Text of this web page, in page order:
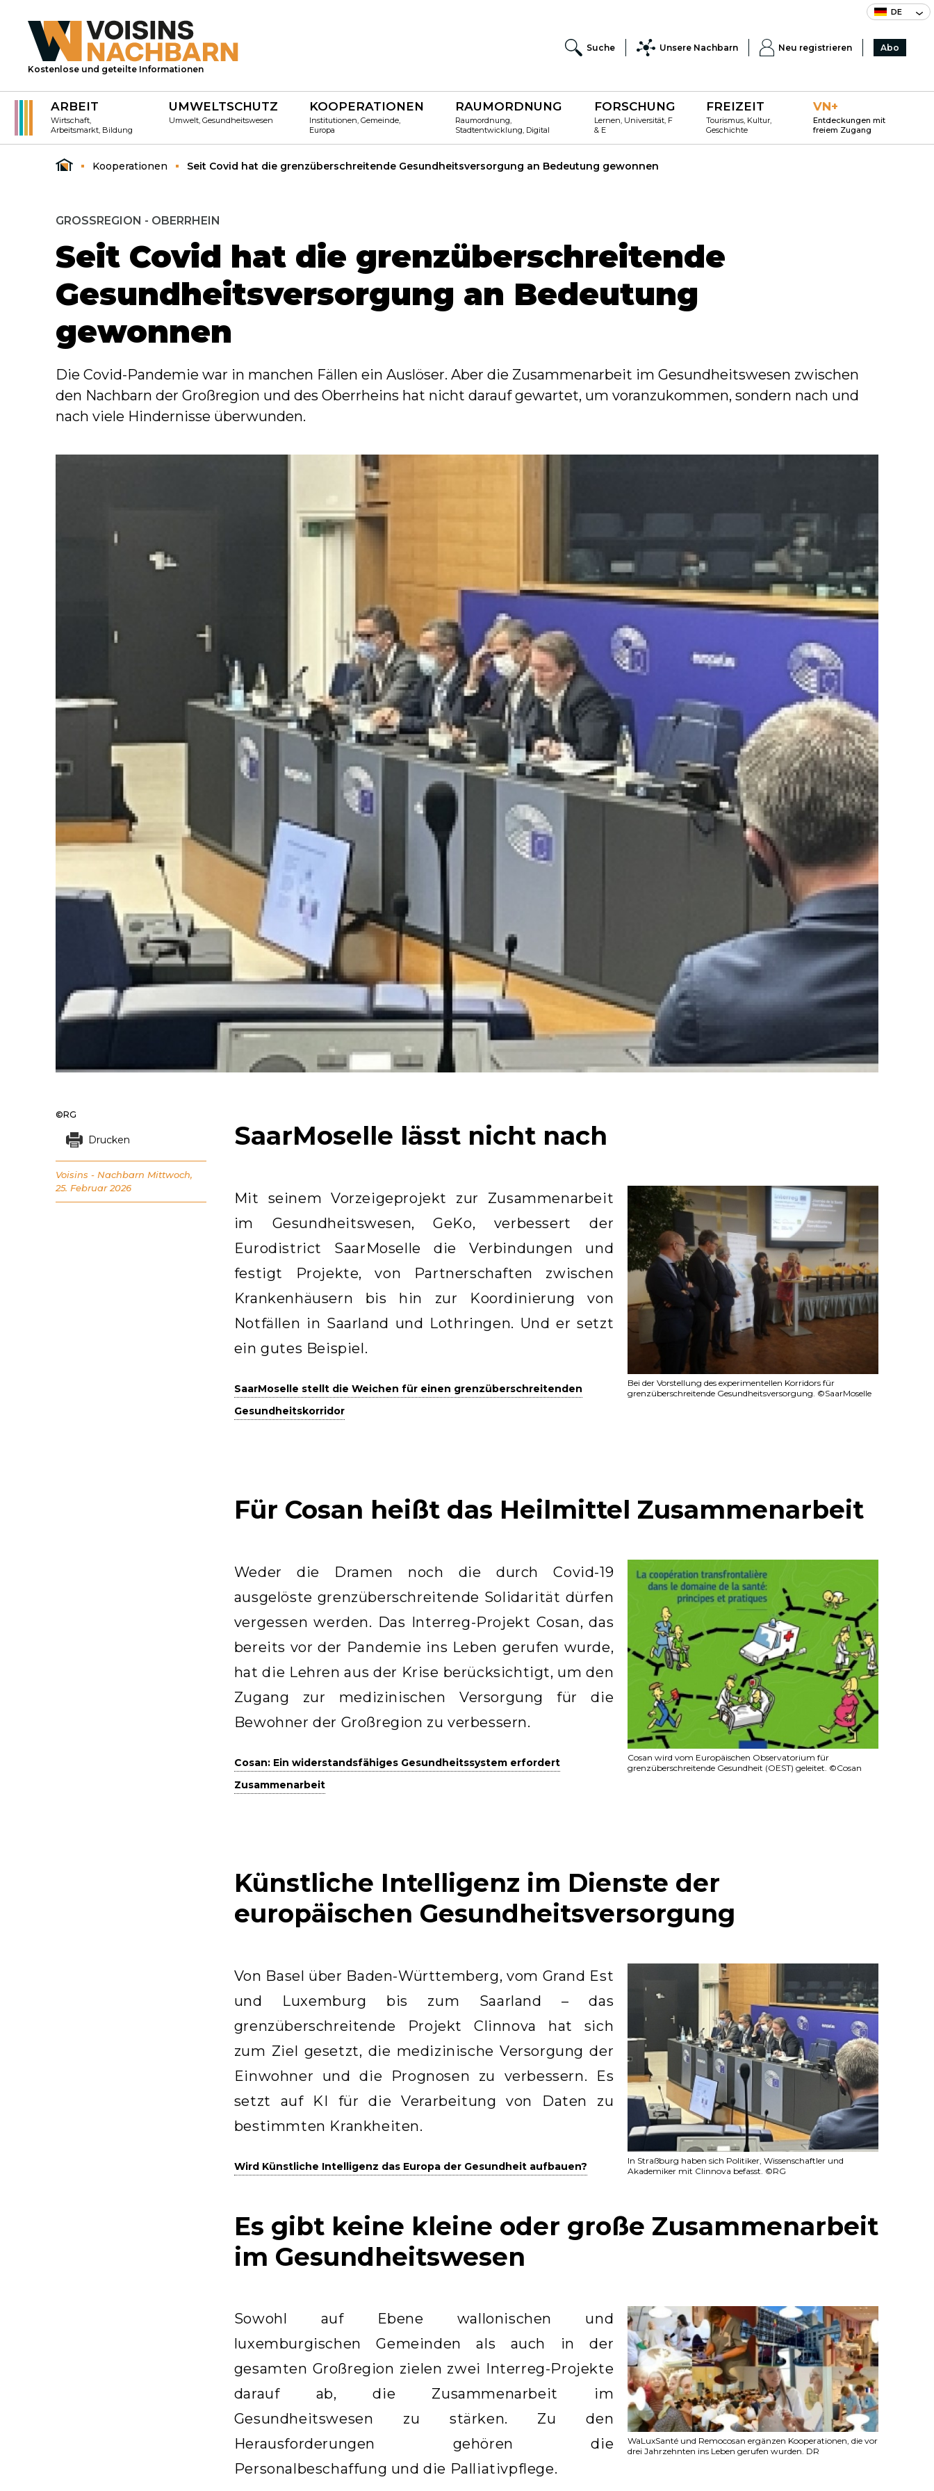
DE
Kostenlose und geteilte Informationen
Suche Unsere Nachbarn Neu registrieren Abo
ARBEIT
Wirtschaft,
Arbeitsmarkt, Bildung
UMWELTSCHUTZ
Umwelt, Gesundheitswesen
KOOPERATIONEN
Institutionen, Gemeinde,
Europa
RAUMORDNUNG
Raumordnung,
Stadtentwicklung, Digital
FORSCHUNG
Lernen, Universität, F
& E
FREIZEIT
Tourismus, Kultur,
Geschichte
VN+
Entdeckungen mit
freiem Zugang
Kooperationen Seit Covid hat die grenzüberschreitende Gesundheitsversorgung an Bedeutung gewonnen
GROSSREGION - OBERRHEIN
Seit Covid hat die grenzüberschreitende
Gesundheitsversorgung an Bedeutung
gewonnen
Die Covid-Pandemie war in manchen Fällen ein Auslöser. Aber die Zusammenarbeit im Gesundheitswesen zwischen
den Nachbarn der Großregion und des Oberrheins hat nicht darauf gewartet, um voranzukommen, sondern nach und
nach viele Hindernisse überwunden.
SaarMoselle lässt nicht nach
Mit seinem Vorzeigeprojekt zur Zusammenarbeit
im Gesundheitswesen, GeKo, verbessert der
Eurodistrict SaarMoselle die Verbindungen und
festigt Projekte, von Partnerschaften zwischen
Krankenhäusern bis hin zur Koordinierung von
Notfällen in Saarland und Lothringen. Und er setzt
ein gutes Beispiel.
SaarMoselle stellt die Weichen für einen grenzüberschreitenden
Gesundheitskorridor
Bei der Vorstellung des experimentellen Korridors für
grenzüberschreitende Gesundheitsversorgung. ©SaarMoselle
Für Cosan heißt das Heilmittel Zusammenarbeit
Weder die Dramen noch die durch Covid-19
ausgelöste grenzüberschreitende Solidarität dürfen
vergessen werden. Das Interreg-Projekt Cosan, das
bereits vor der Pandemie ins Leben gerufen wurde,
hat die Lehren aus der Krise berücksichtigt, um den
Zugang zur medizinischen Versorgung für die
Bewohner der Großregion zu verbessern.
Cosan: Ein widerstandsfähiges Gesundheitssystem erfordert
Zusammenarbeit
Cosan wird vom Europäischen Observatorium für
grenzüberschreitende Gesundheit (OEST) geleitet. ©Cosan
Künstliche Intelligenz im Dienste der
europäischen Gesundheitsversorgung
Von Basel über Baden-Württemberg, vom Grand Est
und Luxemburg bis zum Saarland – das
grenzüberschreitende Projekt Clinnova hat sich
zum Ziel gesetzt, die medizinische Versorgung der
Einwohner und die Prognosen zu verbessern. Es
setzt auf KI für die Verarbeitung von Daten zu
bestimmten Krankheiten.
Wird Künstliche Intelligenz das Europa der Gesundheit aufbauen?
In Straßburg haben sich Politiker, Wissenschaftler und
Akademiker mit Clinnova befasst. ©RG
Es gibt keine kleine oder große Zusammenarbeit
im Gesundheitswesen
Sowohl auf Ebene wallonischen und
luxemburgischen Gemeinden als auch in der
gesamten Großregion zielen zwei Interreg-Projekte
darauf ab, die Zusammenarbeit im
Gesundheitswesen zu stärken. Zu den
Herausforderungen gehören die
Personalbeschaffung und die Palliativpflege.
WaLuxSanté und Remocosan ergänzen Kooperationen, die vor
drei Jahrzehnten ins Leben gerufen wurden. DR
©RG
Drucken
Voisins - Nachbarn Mittwoch,
25. Februar 2026